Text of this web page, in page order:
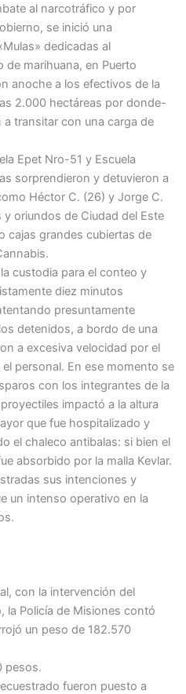
al narcotráfico y por
se inició una
dedicadas al
marihuana, en Puerto
anoche a los efectivos de la
2.000 hectáreas por donde-
transitar con una carga de
Epet Nro-51 y Escuela
sorprendieron y detuvieron a
Héctor C. (26) y Jorge C.
oriundos de Ciudad del Este
cajas grandes cubiertas de
custodia para el conteo y
diez minutos
presuntamente
detenidos, a bordo de una
a excesiva velocidad por el
personal. En ese momento se
con los integrantes de la
impactó a la altura
que fue hospitalizado y
el chaleco antibalas: si bien el
absorbido por la malla Kevlar.
sus intenciones y
un intenso operativo en la
con la intervención del
la Policía de Misiones contó
un peso de 182.570
pesos.
fueron puesto a